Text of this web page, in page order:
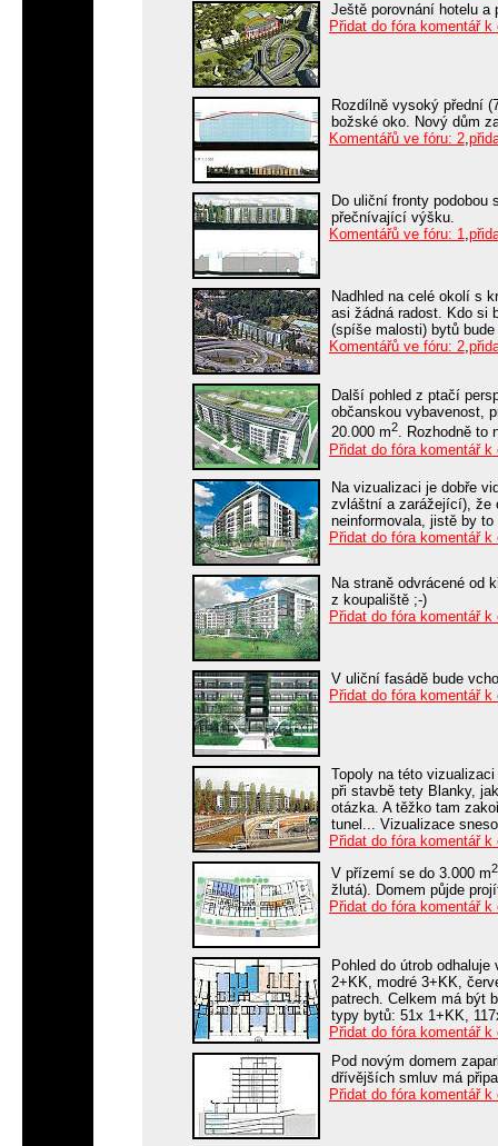
Ještě porovnání hotelu a
Přidat do fóra komentář k
Rozdílně vysoký přední
božské oko. Nový dům
Komentářů ve fóru: 2,
Do uliční fronty podobou
přečnívající výšku.
Komentářů ve fóru: 1,
Nadhled na celé okolí s
asi žádná radost. Kdo si
(spíše malosti) bytů
Komentářů ve fóru: 2,
Další pohled z ptačí
občanskou vybavenost,
20.000 m2. Rozhodně to
Přidat do fóra komentář k
Na vizualizaci je dobře
zvláštní a zarážející), že
neinformovala, jistě by
Přidat do fóra komentář k
Na straně odvrácené od
z koupaliště ;-)
Přidat do fóra komentář k
V uliční fasádě bude
Přidat do fóra komentář k
Topoly na této
při stavbě tety Blanky,
otázka. A těžko tam
tunel... Vizualizace
Přidat do fóra komentář k
V přízemí se do 3.000 m2
žlutá). Domem půjde
Přidat do fóra komentář k
Pohled do útrob
2+KK, modré 3+KK,
patrech. Celkem má být
typy bytů: 51x 1+KK,
Přidat do fóra komentář k
Pod novým domem
dřívějších smluv má
Přidat do fóra komentář k